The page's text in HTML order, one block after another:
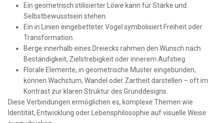
Ein geometrisch stilisierter Löwe kann für Stärke und
Selbstbewusstsein stehen.
Ein in Linien eingebetteter Vogel symbolisiert Freiheit oder
Transformation.
Berge innerhalb eines Dreiecks rahmen den Wunsch nach
Beständigkeit, Zielstrebigkeit oder innerem Aufstieg.
Florale Elemente, in geometrische Muster eingebunden,
können Wachstum, Wandel oder Zartheit darstellen – oft im
Kontrast zur klaren Struktur des Grunddesigns.
Diese Verbindungen ermöglichen es, komplexe Themen wie
Identität, Entwicklung oder Lebensphilosophie auf visuelle Weise